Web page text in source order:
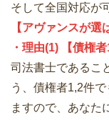
そして全国対応が
【アヴァンスが選
・理由(1) 【債権
司法書士であるこ
う、債権者1,2件
ますので、あなた